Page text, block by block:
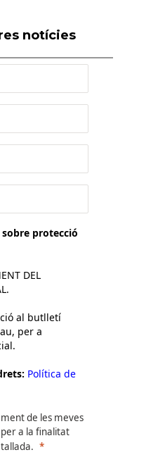
notícies
protecció
DEL
al butlletí
per a
Política de
de les meves
a la finalitat